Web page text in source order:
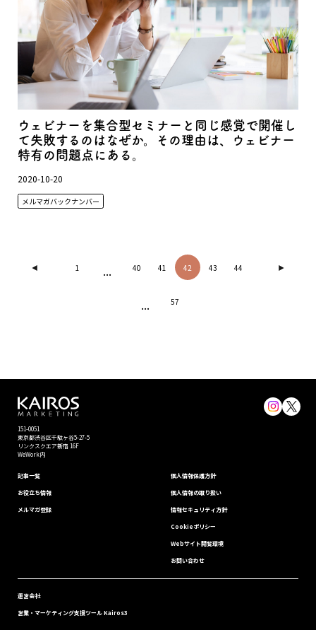
ウェビナーを集合型セミナーと同じ感覚で開催し
て失敗するのはなぜか。その理由は、ウェビナー
特有の問題点にある。
2020-10-20
メルマガバックナンバー
1 ... 40 41 42 43 44
... 57
151-0051
東京都渋⾕区千駄ヶ谷5-27-5
リンクスクエア新宿 16F
WeWork内
記事一覧
お役立ち情報
メルマガ登録
個⼈情報保護⽅針
個人情報の取り扱い
情報セキュリティ⽅針
Cookieポリシー
Webサイト閲覧環境
お問い合わせ
運営会社
営業・マーケティング支援ツール Kairos3